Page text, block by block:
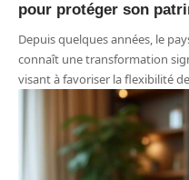
pour protéger son
Depuis quelques années, le
connaît une transformation
visant à favoriser la flexibilité